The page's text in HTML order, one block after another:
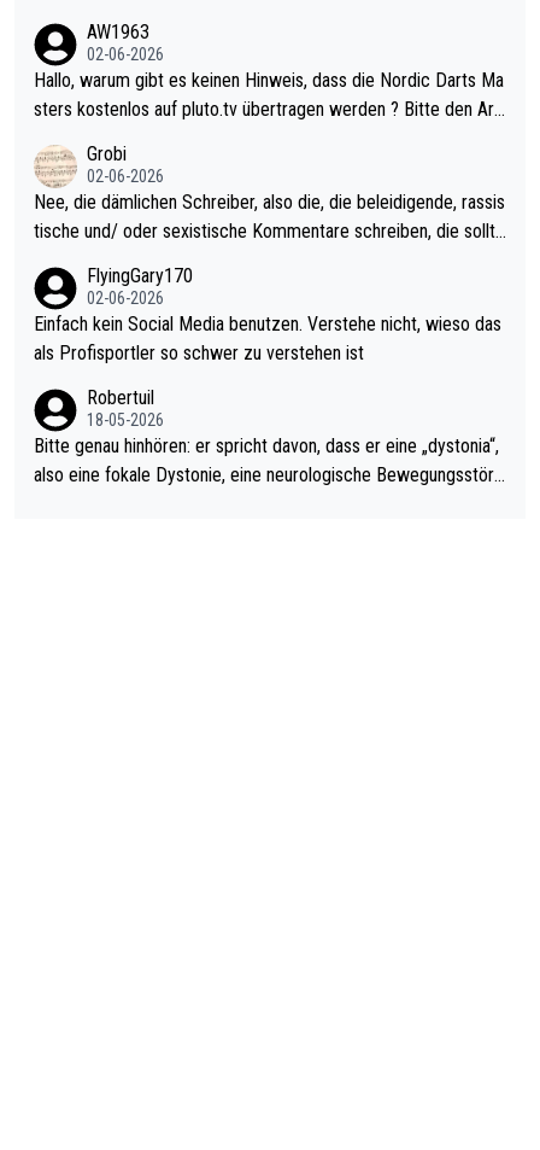
Allerdings ist Mitchell Lawrie als Nummer 1 der Welt eh qualifi
ziert. Somit ändert die automatische Qualifikation des Weltmei
sters erstmal nichts. Ich denke sie wollen damit für nächstes J
ohl wenig WDF Turniere spielen. Dies war bei Archie Self letzt
es Jahr der Fall. Er musste als amtierender Weltmeister durch
den Qualifier und ich glaube kaum, dass Mitchel sich das (in Ve
gas) antun würde, wenn er doch eigentlich die PDC-WM als Zi
el hat.
AW1963
02-06-2026
Hallo, warum gibt es keinen Hinweis, dass die Nordic Darts Ma
sters kostenlos auf pluto.tv übertragen werden ? Bitte den Arti
Grobi
02-06-2026
Nee, die dämlichen Schreiber, also die, die beleidigende, rassis
tische und/ oder sexistische Kommentare schreiben, die sollte
s Leben in den Griff kriegen. Nur eins wundert mich: Luke Little
r war doch neulich erst derjenige, der über Social Media GvV p
rovoziert hat. Und Littlers Mutter schießt öfters mal gegen Ric
FlyingGary170
02-06-2026
Einfach kein Social Media benutzen. Verstehe nicht, wieso das
als Profisportler so schwer zu verstehen ist
Robertuil
18-05-2026
Bitte genau hinhören: er spricht davon, dass er eine „dystonia“,
also eine fokale Dystonie, eine neurologische Bewegungsstöru